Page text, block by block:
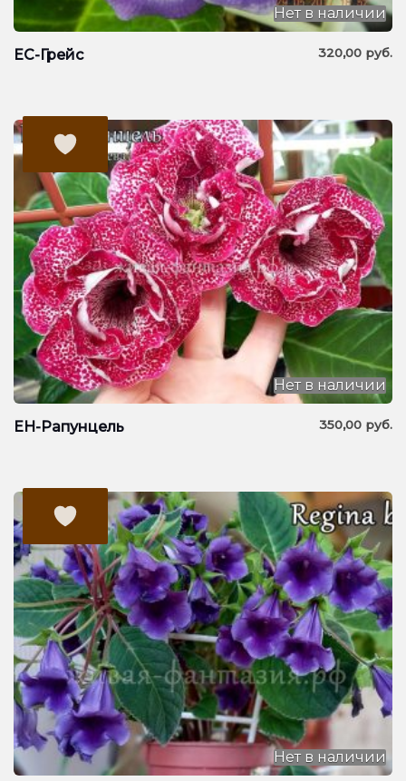
ЕС-Грейс 320,00 руб.
Нет в наличии
ЕН-Рапунцель 350,00 руб.
Нет в наличии
Нет в наличии